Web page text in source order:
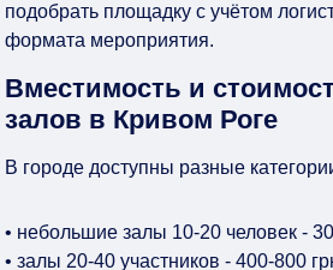
подобрать площадку с учётом
формата мероприятия.
Вместимость и
залов в Кривом Роге
В городе доступны разные
• небольшие залы 10-20 человек -
• залы 20-40 участников - 400-800